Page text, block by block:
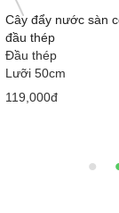
Nước tương
415ml x 12 chai
58,000đ